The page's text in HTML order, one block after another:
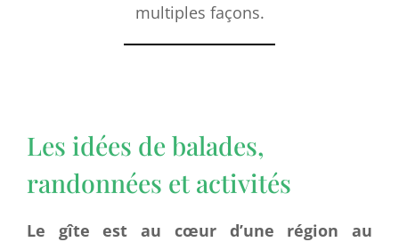
multiples façons.
Les idées de balades,
randonnées et activités
Le gîte est au cœur d’une région au